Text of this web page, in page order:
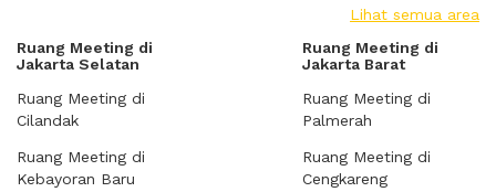
Lihat semua area
Ruang Meeting di
Jakarta Selatan
Ruang Meeting di
Cilandak
Ruang Meeting di
Kebayoran Baru
Ruang Meeting di
Jakarta Barat
Ruang Meeting di
Palmerah
Ruang Meeting di
Cengkareng